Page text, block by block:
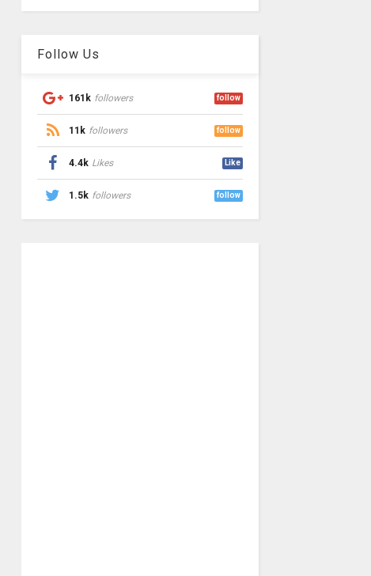
Follow Us
161k followers follow
11k followers follow
4.4k Likes Like
1.5k followers follow